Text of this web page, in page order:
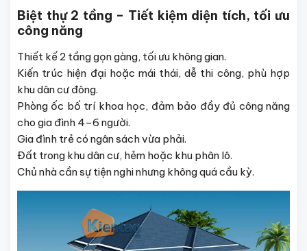
Biệt thự 2 tầng – Tiết kiệm diện tích, tối ưu
công năng
Thiết kế 2 tầng gọn gàng, tối ưu không gian.
Kiến trúc hiện đại hoặc mái thái, dễ thi công, phù hợp
khu dân cư đông.
Phòng ốc bố trí khoa học, đảm bảo đầy đủ công năng
cho gia đình 4–6 người.
Gia đình trẻ có ngân sách vừa phải.
Đất trong khu dân cư, hẻm hoặc khu phân lô.
Chủ nhà cần sự tiện nghi nhưng không quá cầu kỳ.